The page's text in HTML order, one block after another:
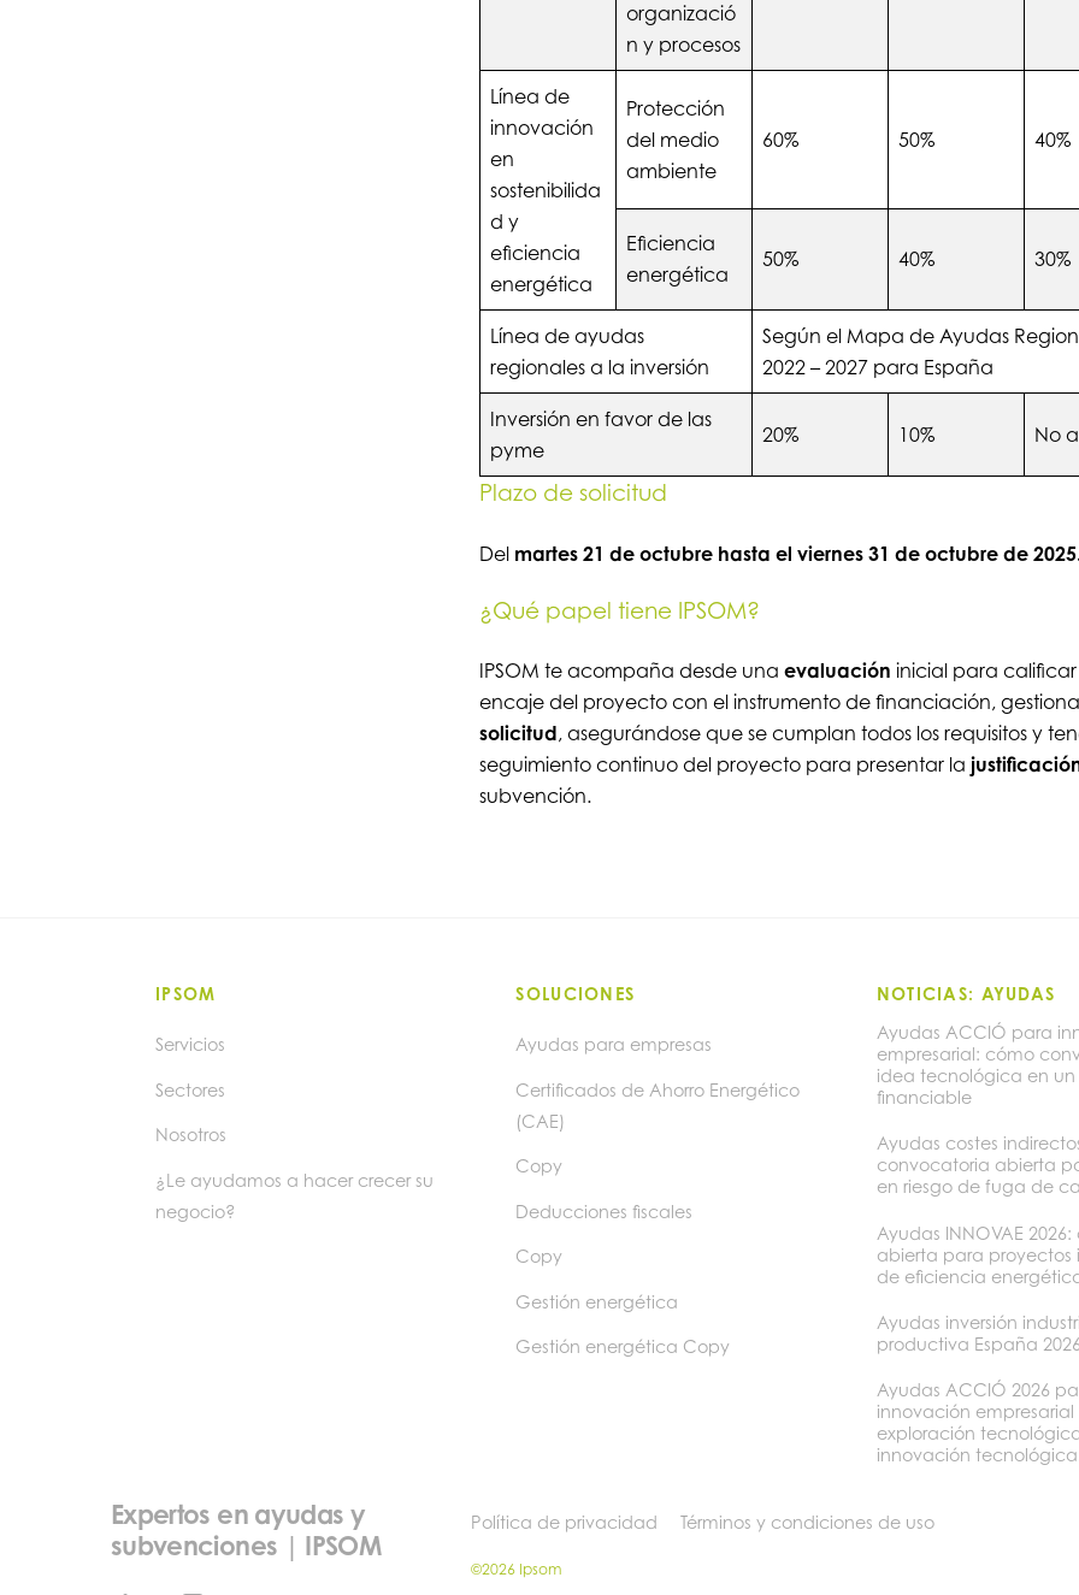
organizació
n y procesos
Línea de
innovación
en
sostenibilida
d y
eficiencia
energética
Protección
del medio
ambiente
60% 50% 40%
Eficiencia
energética
50% 40% 30%
Línea de ayudas
regionales a la inversión
Según el Mapa de Ayudas
2022 – 2027 para España
Inversión en favor de las
pyme
20% 10% No
Plazo de solicitud
Del martes 21 de octubre hasta el viernes 31 de octubre de
¿Qué papel tiene IPSOM?
IPSOM te acompaña desde una evaluación inicial para calificar
encaje del proyecto con el instrumento de financiación,
solicitud, asegurándose que se cumplan todos los requisitos y
seguimiento continuo del proyecto para presentar la
subvención.
Expertos en ayudas y
subvenciones | IPSOM
Política de privacidad Términos y condiciones de uso
©2026 Ipsom
IPSOM
Servicios
Sectores
Nosotros
¿Le ayudamos a hacer crecer su
negocio?
SOLUCIONES
Ayudas para empresas
Certificados de Ahorro Energético
(CAE)
Copy
Deducciones fiscales
Copy
Gestión energética
Gestión energética Copy
NOTICIAS: AYUDAS
Ayudas ACCIÓ para
empresarial: cómo
idea tecnológica en
financiable
Ayudas costes
convocatoria abierta
en riesgo de fuga de
Ayudas INNOVAE
abierta para proyectos
de eficiencia
Ayudas inversión
productiva España 2026
Ayudas ACCIÓ 2026
innovación
exploración
innovación